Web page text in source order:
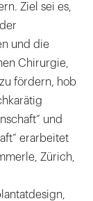
Ziel sei es,
und die
Chirurgie,
fördern, hob
und
erarbeitet
Zürich,